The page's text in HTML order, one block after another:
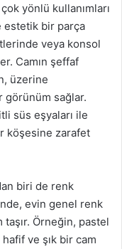
yönlü kullanımları
estetik bir parça
veya konsol
Camın şeffaf
üzerine
sağlar.
süs eşyaları ile
köşesine zarafet
biri de renk
evin genel renk
Örneğin, pastel
ve şık bir cam